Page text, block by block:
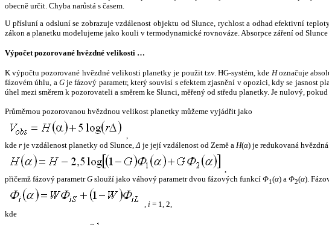
obecně určit. Chyba narůstá s časem.
U přísluní a odsluní se zobrazuje vzdálenost objektu od Slunce, rychlost a odhad efektivní
zákon a planetku modelujeme jako kouli v termodynamické rovnováze. Absorpce záření od
Výpočet pozorované hvězdné velikosti …
K výpočtu pozorované hvězdné velikosti planetky je použit tzv. HG-systém, kde Hoznačuje
fázovém úhlu, a Gje fázový parametr, který souvisí s efektem zjasnění v opozici, kdy se jasnost
úhel mezi směrem k pozorovateli a směrem ke Slunci, měřený od středu planetky. Je nulový,
Průměrnou pozorovanou hvězdnou velikost planetky můžeme vyjádřit jako
,
kde r je vzdálenost planetky od Slunce,Δ je její vzdálenost od Země a H(α) je redukovaná
,
přičemž fázový parametrG slouží jako váhový parametr dvou fázových funkcí Φ1(α) a Φ2(α).
, i = 1, 2,
kde